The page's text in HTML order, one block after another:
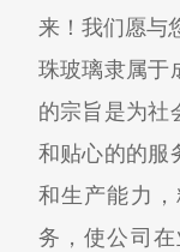
来！我们愿与
珠玻璃隶属于
的宗旨是为社
和贴心的的服
和生产能力
务，使公司